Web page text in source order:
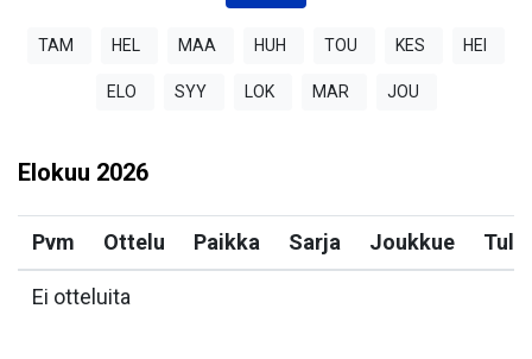
TAM HEL MAA HUH TOU KES HEI
ELO SYY LOK MAR JOU
Elokuu 2026
Pvm Ottelu Paikka Sarja Joukkue
Ei otteluita